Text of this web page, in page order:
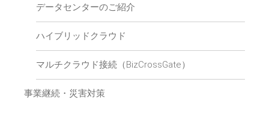
データセンターのご紹介
ハイブリッドクラウド
マルチクラウド接続（BizCrossGate）
事業継続・災害対策